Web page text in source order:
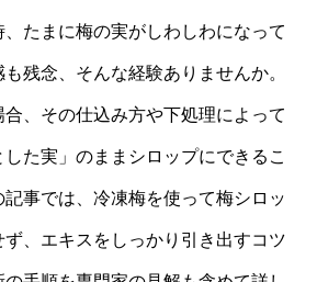
たまに梅の実がしわしわになって
残念、そんな経験ありませんか。
、その仕込み方や下処理によって
た実」のままシロップにできるこ
事では、冷凍梅を使って梅シロッ
、エキスをしっかり引き出すコツ